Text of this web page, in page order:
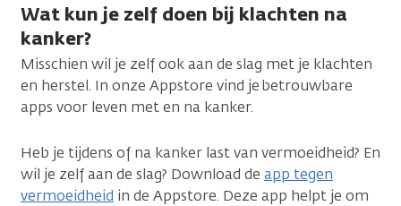
Wat kun je zelf doen bij klachten na
kanker?
Misschien wil je zelf ook aan de slag met je klachten
en herstel. In onze Appstore vind je betrouwbare
apps voor leven met en na kanker.
Heb je tijdens of na kanker last van vermoeidheid? En
wil je zelf aan de slag? Download de app tegen
vermoeidheid in de Appstore. Deze app helpt je om